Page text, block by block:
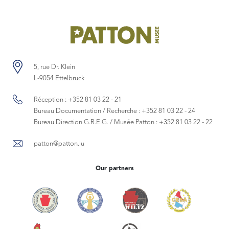
5, rue Dr. Klein
L-9054 Ettelbruck
Réception : +352 81 03 22 - 21
Bureau Documentation / Recherche : +352 81 03 22 - 24
Bureau Direction G.R.E.G. / Musée Patton : +352 81 03 22 - 22
patton@patton.lu
Our partners